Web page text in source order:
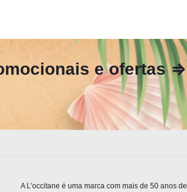
e ofertas ⇒
A L’occitane é uma marca com mais de 50 anos de